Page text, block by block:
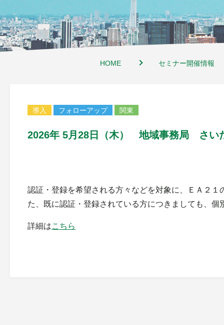
HOME セミナー開催情報
導入 フォローアップ 関東
2026年 5月28日（木） 地域事務局 さい
認証・登録を希望される方々などを対象に、ＥＡ２
た、既に認証・登録されている方につきましても、個
詳細はこちら